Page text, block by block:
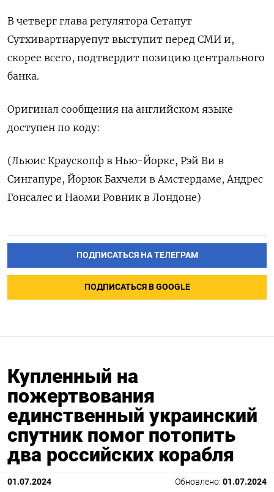
В четверг глава регулятора Сетапут
Сутхивартнаруепут выступит перед СМИ и,
скорее всего, подтвердит позицию центрального
банка.
Оригинал сообщения на английском языке
доступен по коду:
(Льюис Краускопф в Нью-Йорке, Рэй Ви в
Сингапуре, Йорюк Бахчели в Амстердаме, Андрес
Гонсалес и Наоми Ровник в Лондоне)
ПОДПИСАТЬСЯ НА ТЕЛЕГРАМ
ПОДПИСАТЬСЯ В GOOGLE
Купленный на
пожертвования
единственный украинский
спутник помог потопить
два российских корабля
01.07.2024 Обновлено: 01.07.2024